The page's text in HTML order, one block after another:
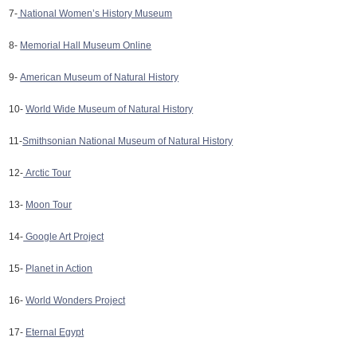
7- National Women’s History Museum
8- Memorial Hall Museum Online
9-American Museum of Natural History
10-World Wide Museum of Natural History
11-Smithsonian National Museum of Natural History
12- Arctic Tour
13- Moon Tour
14- Google Art Project
15- Planet in Action
16-World Wonders Project
17- Eternal Egypt